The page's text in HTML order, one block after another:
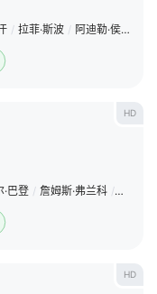
/ 拉菲·斯波 / 阿迪勒·侯赛因
HD
·巴登 / 詹姆斯·弗兰科 / 比利·
HD